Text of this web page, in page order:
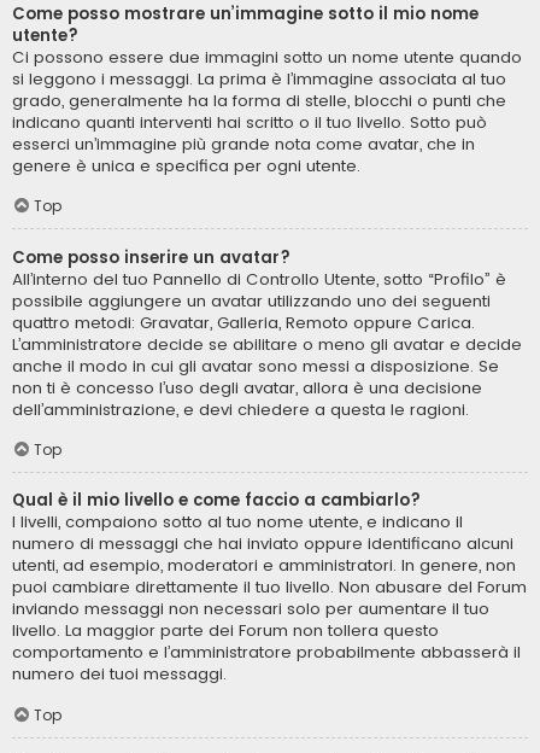
Come posso mostrare un’immagine sotto il mio nome
utente?
Ci possono essere due immagini sotto un nome utente quando
si leggono i messaggi. La prima è l’immagine associata al tuo
grado, generalmente ha la forma di stelle, blocchi o punti che
indicano quanti interventi hai scritto o il tuo livello. Sotto può
esserci un’immagine più grande nota come avatar, che in
genere è unica e specifica per ogni utente.
Top
Come posso inserire un avatar?
All’interno del tuo Pannello di Controllo Utente, sotto “Profilo” è
possibile aggiungere un avatar utilizzando uno dei seguenti
quattro metodi: Gravatar, Galleria, Remoto oppure Carica.
L’amministratore decide se abilitare o meno gli avatar e decide
anche il modo in cui gli avatar sono messi a disposizione. Se
non ti è concesso l’uso degli avatar, allora è una decisione
dell’amministrazione, e devi chiedere a questa le ragioni.
Top
Qual è il mio livello e come faccio a cambiarlo?
I livelli, compaiono sotto al tuo nome utente, e indicano il
numero di messaggi che hai inviato oppure identificano alcuni
utenti, ad esempio, moderatori e amministratori. In genere, non
puoi cambiare direttamente il tuo livello. Non abusare del Forum
inviando messaggi non necessari solo per aumentare il tuo
livello. La maggior parte dei Forum non tollera questo
comportamento e l’amministratore probabilmente abbasserà il
numero dei tuoi messaggi.
Top